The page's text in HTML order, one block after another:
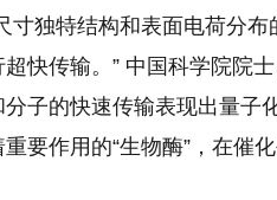
寸独特结构和表面电荷分
快传输。” 中国科学院院
子的快速传输表现出量子
要作用的“生物酶”，在催